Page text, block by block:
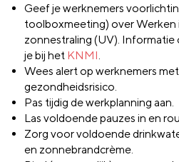
Geef je werknemers
toolboxmeeting) over Werken
zonnestraling (UV).
je bij het KNMI.
Wees alert op werknemers
gezondheidsrisico.
Pas tijdig de werkplanning aan.
Las voldoende pauzes in en
Zorg voor voldoende
en zonnebrandcrème.